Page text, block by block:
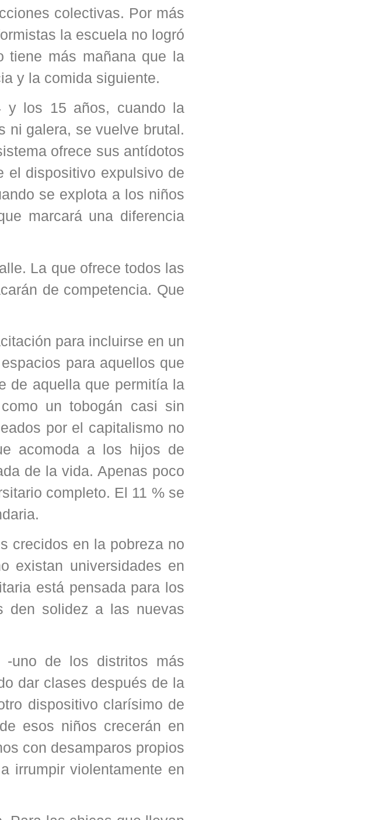
colectivas. Por más
la escuela no logró
tiene más mañana que la
y la comida siguiente.
los 15 años, cuando la
ni galera, se vuelve brutal.
ofrece sus antídotos
el dispositivo expulsivo de
se explota a los niños
marcará una diferencia
La que ofrece todos las
de competencia. Que
para incluirse en un
para aquellos que
de aquella que permitía la
un tobogán casi sin
por el capitalismo no
acomoda a los hijos de
de la vida. Apenas poco
completo. El 11 % se
crecidos en la pobreza no
existan universidades en
está pensada para los
den solidez a las nuevas
uno de los distritos más
dar clases después de la
dispositivo clarísimo de
esos niños crecerán en
con desamparos propios
irrumpir violentamente en